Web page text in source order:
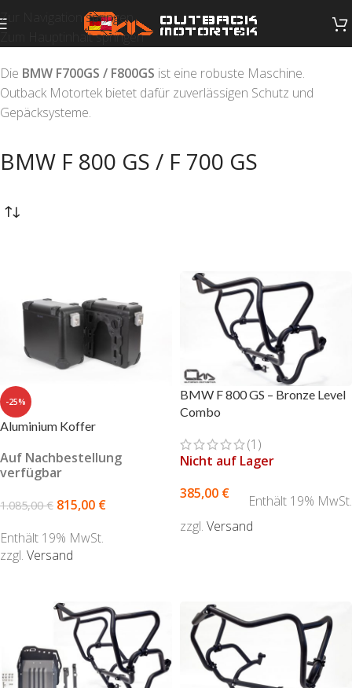
Zur Navigation springen
Zum Hauptinhalt springen
Die BMW F700GS / F800GS ist eine robuste Maschine.
Outback Motortek bietet dafür zuverlässigen Schutz und
Gepäcksysteme.
BMW F 800 GS / F 700 GS
-25%
Aluminium Koffer
Auf Nachbestellung
verfügbar
1.085,00€ 815,00 €
Enthält 19% MwSt.
zzgl. Versand
BMW F 800 GS – Bronze Level
Combo
(1)
Nicht auf Lager
385,00 €
Enthält 19% MwSt.
zzgl. Versand